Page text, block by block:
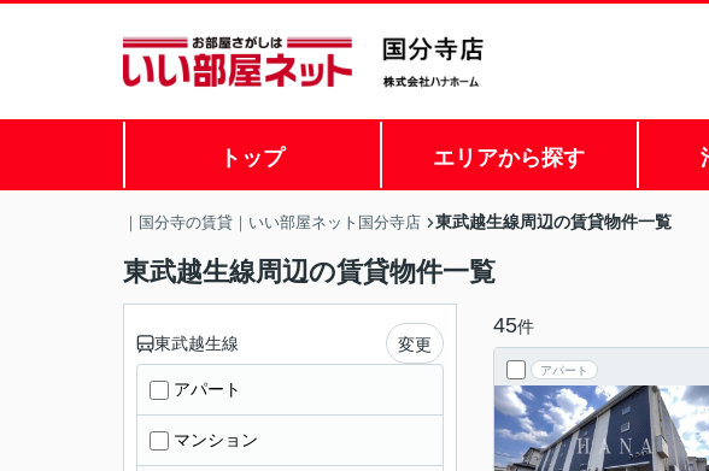
トップ エリアから探す
｜国分寺の賃貸｜いい部屋ネット国分寺店 東武越生線周辺の賃貸物件一覧
東武越生線周辺の賃貸物件一覧
45件
アパート
東武越生線 変更
アパート
マンション